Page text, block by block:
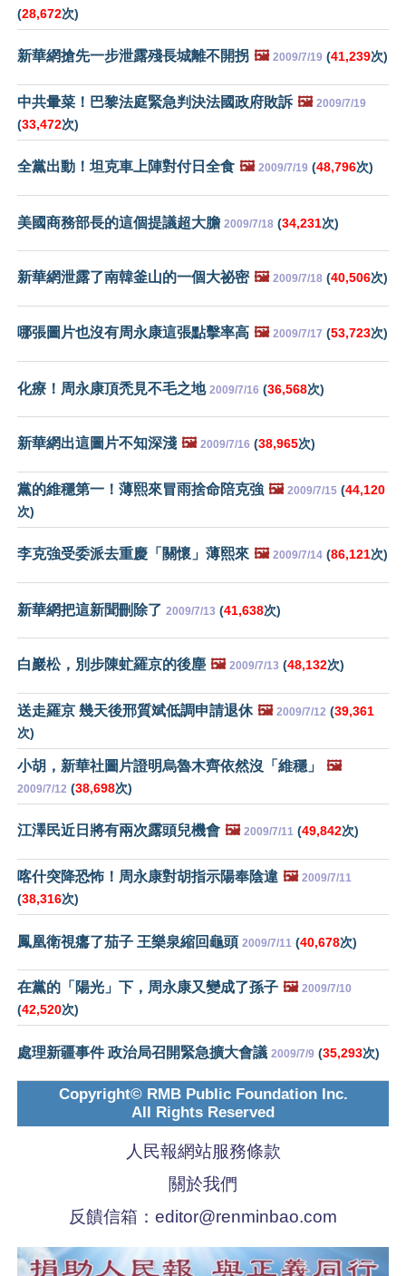
(28,672次)
新華網搶先一步泄露殘長城離不開拐 🖼️ 2009/7/19 (41,239次)
中共暈菜！巴黎法庭緊急判決法國政府敗訴 🖼️ 2009/7/19
(33,472次)
全黨出動！坦克車上陣對付日全食 🖼️ 2009/7/19 (48,796次)
美國商務部長的這個提議超大膽 2009/7/18 (34,231次)
新華網泄露了南韓釜山的一個大祕密 🖼️ 2009/7/18 (40,506次)
哪張圖片也沒有周永康這張點擊率高 🖼️ 2009/7/17 (53,723次)
化療！周永康頂禿見不毛之地 2009/7/16 (36,568次)
新華網出這圖片不知深淺 🖼️ 2009/7/16 (38,965次)
黨的維穩第一！薄熙來冒雨捨命陪克強 🖼️ 2009/7/15 (44,120
次)
李克強受委派去重慶「關懷」薄熙來 🖼️ 2009/7/14 (86,121次)
新華網把這新聞刪除了 2009/7/13 (41,638次)
白巖松，別步陳虻羅京的後塵 🖼️ 2009/7/13 (48,132次)
送走羅京 幾天後邢質斌低調申請退休 🖼️ 2009/7/12 (39,361
次)
小胡，新華社圖片證明烏魯木齊依然沒「維穩」 🖼️
2009/7/12 (38,698次)
江澤民近日將有兩次露頭兒機會 🖼️ 2009/7/11 (49,842次)
喀什突降恐怖！周永康對胡指示陽奉陰違 🖼️ 2009/7/11
(38,316次)
鳳凰衛視癟了茄子 王樂泉縮回龜頭 2009/7/11 (40,678次)
在黨的「陽光」下，周永康又變成了孫子 🖼️ 2009/7/10
(42,520次)
處理新疆事件 政治局召開緊急擴大會議 2009/7/9 (35,293次)
Copyright© RMB Public Foundation Inc.
All Rights Reserved
人民報網站服務條款
關於我們
反饋信箱： editor@renminbao.com